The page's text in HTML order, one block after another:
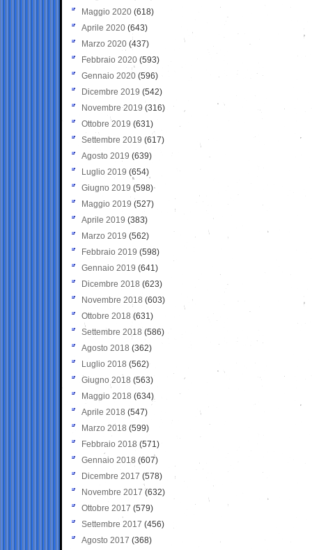
Maggio 2020 (618)
Aprile 2020 (643)
Marzo 2020 (437)
Febbraio 2020 (593)
Gennaio 2020 (596)
Dicembre 2019 (542)
Novembre 2019 (316)
Ottobre 2019 (631)
Settembre 2019 (617)
Agosto 2019 (639)
Luglio 2019 (654)
Giugno 2019 (598)
Maggio 2019 (527)
Aprile 2019 (383)
Marzo 2019 (562)
Febbraio 2019 (598)
Gennaio 2019 (641)
Dicembre 2018 (623)
Novembre 2018 (603)
Ottobre 2018 (631)
Settembre 2018 (586)
Agosto 2018 (362)
Luglio 2018 (562)
Giugno 2018 (563)
Maggio 2018 (634)
Aprile 2018 (547)
Marzo 2018 (599)
Febbraio 2018 (571)
Gennaio 2018 (607)
Dicembre 2017 (578)
Novembre 2017 (632)
Ottobre 2017 (579)
Settembre 2017 (456)
Agosto 2017 (368)